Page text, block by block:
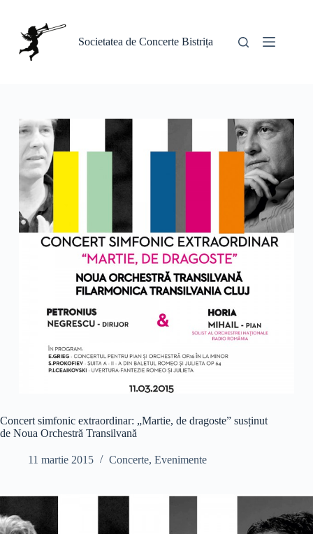
conținut
Societatea de Concerte Bistrița
Concert simfonic extraordinar: „Martie, de dragoste” susținut
de Noua Orchestră Transilvană
11 martie 2015 Concerte, Evenimente